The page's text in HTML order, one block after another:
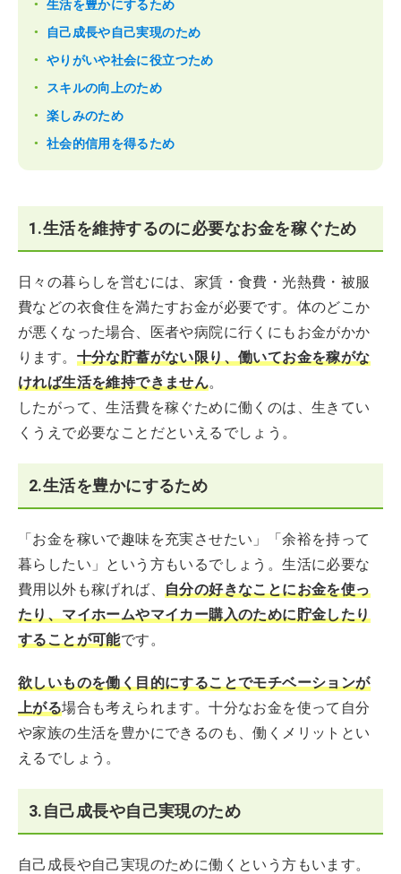
生活を豊かにするため
自己成長や自己実現のため
やりがいや社会に役立つため
スキルの向上のため
楽しみのため
社会的信用を得るため
1.生活を維持するのに必要なお金を稼ぐため
日々の暮らしを営むには、家賃・食費・光熱費・被服
費などの衣食住を満たすお金が必要です。体のどこか
が悪くなった場合、医者や病院に行くにもお金がかか
ります。 十分な貯蓄がない限り、働いてお金を稼がな
ければ生活を維持できません。
したがって、生活費を稼ぐために働くのは、生きてい
くうえで必要なことだといえるでしょう。
2.生活を豊かにするため
「お金を稼いで趣味を充実させたい」「余裕を持って
暮らしたい」という方もいるでしょう。生活に必要な
費用以外も稼げれば、 自分の好きなことにお金を使っ
たり、マイホームやマイカー購入のために貯金したり
することが可能です。
欲しいものを働く目的にすることでモチベーションが
上がる場合も考えられます。十分なお金を使って自分
や家族の生活を豊かにできるのも、働くメリットとい
えるでしょう。
3.自己成長や自己実現のため
自己成長や自己実現のために働くという方もいます。